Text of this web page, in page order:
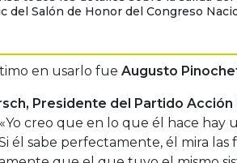
del Salón de Honor del Congreso
en usarlo fue Augusto
Presidente del Partido Acción
creo que en lo que él hace hay
él sabe perfectamente, él mira las